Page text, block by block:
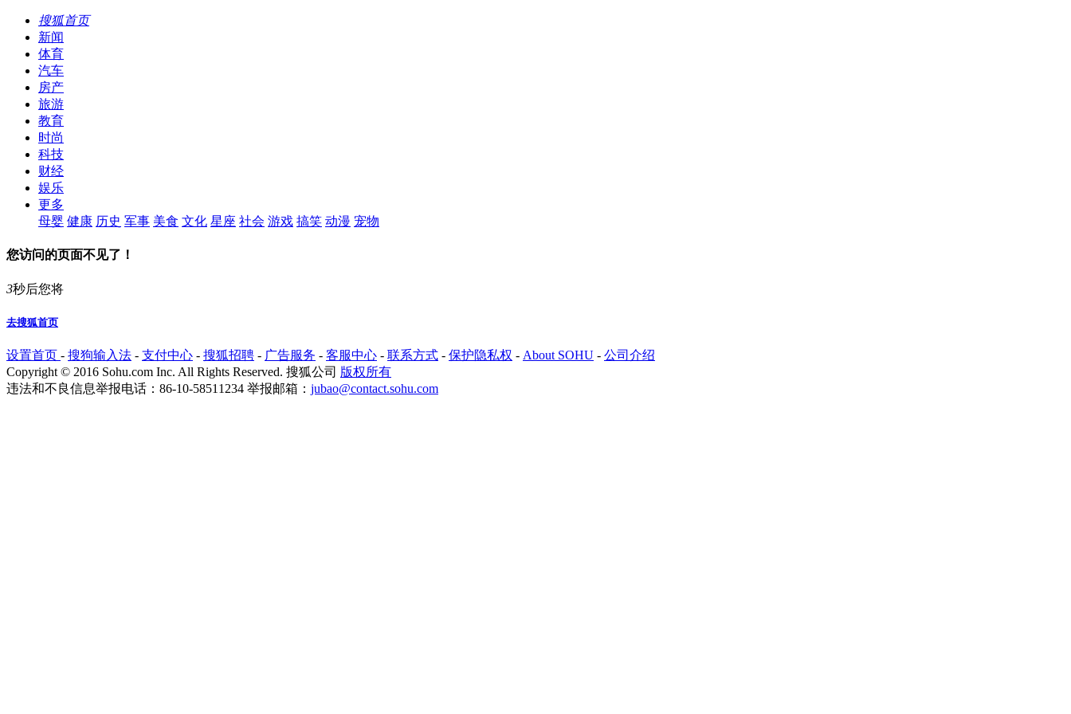
搜狐首页
新闻
体育
汽车
房产
旅游
教育
时尚
科技
财经
娱乐
更多
母婴 健康 历史 军事 美食 文化 星座 社会 游戏 搞笑 动漫 宠物
您访问的页面不见了！
3秒后您将
去搜狐首页
设置首页 - 搜狗输入法 - 支付中心 - 搜狐招聘 - 广告服务 - 客服中心 - 联系方式 - 保护隐私权 - About SOHU - 公司介绍
Copyright © 2016 Sohu.com Inc. All Rights Reserved. 搜狐公司 版权所有
违法和不良信息举报电话：86-10-58511234 举报邮箱： jubao@contact.sohu.com